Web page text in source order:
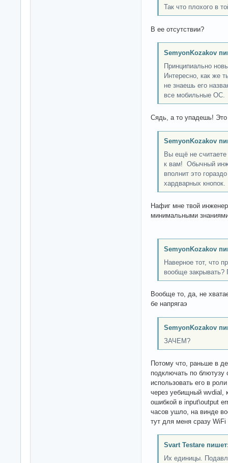
Так что плохого в
В ее отсутствии?
SemyonKozakov
Принципиально
Интересно, как же
не знаешь его
все мобильные ОС.
Сядь, а то упадешь! Это
SemyonKozakov
Вы ещё не
к вам! Обычный
вполнит это
хардварных кнопок.
Нафиг мне твой
минимальными
SemyonKozakov
Наверное тот, что
вообще закрывать?
Вообще то, да, не
бе напрягаэ
SemyonKozakov
ЗАЧЕМ?
Потому что, раньше в
подключать по блютузу
использовать его в
через уебищный wvdial,
ошибкой в input\output
часов ушло, на винде
тут для меня сразу
Svart Testare
Их единицы.